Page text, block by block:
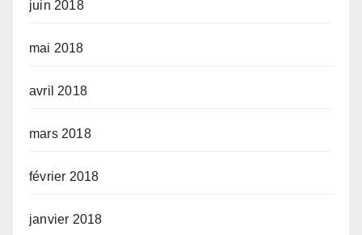
juin 2018
mai 2018
avril 2018
mars 2018
février 2018
janvier 2018